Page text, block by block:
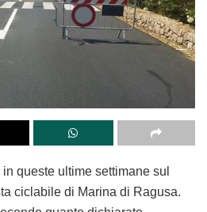
queste ultime settimane sul
ciclabile di Marina di Ragusa.